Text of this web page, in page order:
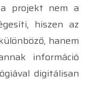
projekt nem a
hiszen az
hanem
információ
digitálisan